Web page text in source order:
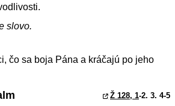
slovo.
čo sa boja Pána a kráčajú po jeho
Ž 128, 1-2. 3. 4-5